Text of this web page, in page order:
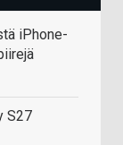
iPhone-
S27